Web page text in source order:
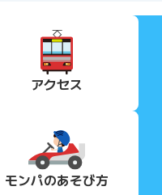
アクセス
モンパのあそび方